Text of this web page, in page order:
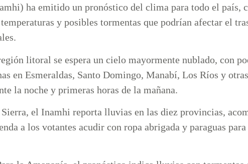
ha emitido un pronóstico del clima para todo el país,
y posibles tormentas que podrían afectar el
litoral se espera un cielo mayormente nublado, con
en Esmeraldas, Santo Domingo, Manabí, Los Ríos y
la noche y primeras horas de la mañana.
el Inamhi reporta lluvias en las diez provincias,
a los votantes acudir con ropa abrigada y paraguas